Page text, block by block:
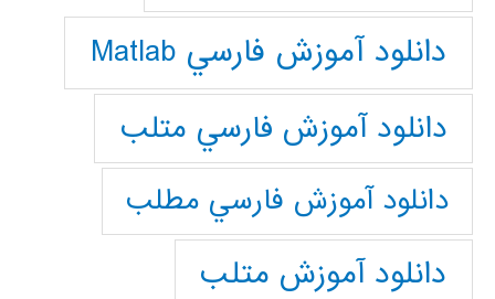
دانلود آموزش فارسي Matlab
دانلود آموزش فارسي متلب
دانلود آموزش فارسي مطلب
دانلود آموزش متلب